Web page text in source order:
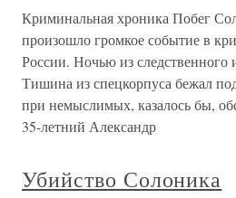
Криминальная хроника Побег
произошло громкое событие в
России. Ночью из следственного
Тишина из спецкорпуса бежал
при немыслимых, казалось бы,
35-летний Александр
Убийство Солоника